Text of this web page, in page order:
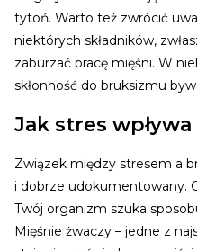
tytoń. Warto też zwrócić
niektórych składników,
zaburzać pracę mięśni. W
skłonność do bruksizmu
Jak stres
Związek między stresem a
i dobrze udokumentowany.
Twój organizm szuka
Mięśnie żwaczy – jedne z